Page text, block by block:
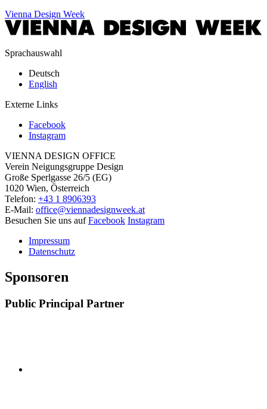
Vienna Design Week
Sprachauswahl
Deutsch
English
Externe Links
Facebook
Instagram
VIENNA DESIGN OFFICE
Verein Neigungsgruppe Design
Große Sperlgasse 26/5 (EG)
1020 Wien, Österreich
Telefon: +43 1 8906393
E-Mail: office@viennadesignweek.at
Besuchen Sie uns aufFacebook Instagram
Impressum
Datenschutz
Sponsoren
Public Principal Partner